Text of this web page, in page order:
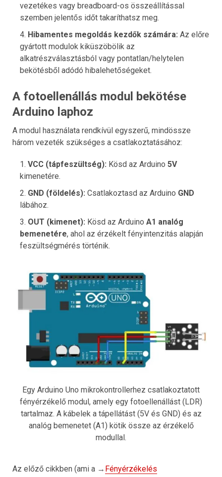
vezetékes vagy breadboard-os összeállítással
szemben jelentős időt takaríthatsz meg.
Hibamentes megoldás kezdők számára: Az előre
gyártott modulok kiküszöbölik az
alkatrészválasztásból vagy pontatlan/helytelen
bekötésből adódó hibalehetőségeket.
A fotoellenállás modul bekötése
Arduino laphoz
A modul használata rendkívül egyszerű, mindössze
három vezeték szükséges a csatlakoztatásához:
VCC (tápfeszültség): Kösd az Arduino 5V
kimenetére.
GND (földelés): Csatlakoztasd az Arduino GND
lábához.
OUT (kimenet): Kösd az Arduino A1 analóg
bemenetére, ahol az érzékelt fényintenzitás alapján
feszültségmérés történik.
Egy Arduino Uno mikrokontrollerhez csatlakoztatott
fényérzékelő modul, amely egy fotoellenállást (LDR)
tartalmaz. A kábelek a tápellátást (5V és GND) és az
analóg bemenetet (A1) kötik össze az érzékelő
modullal.
Az előző cikkben (ami a → Fényérzékelés